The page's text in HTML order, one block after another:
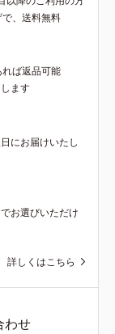
、送料無料
ば返品可能
ます
にお届けいたし
お選びいただけ
詳しくはこちら
わせ